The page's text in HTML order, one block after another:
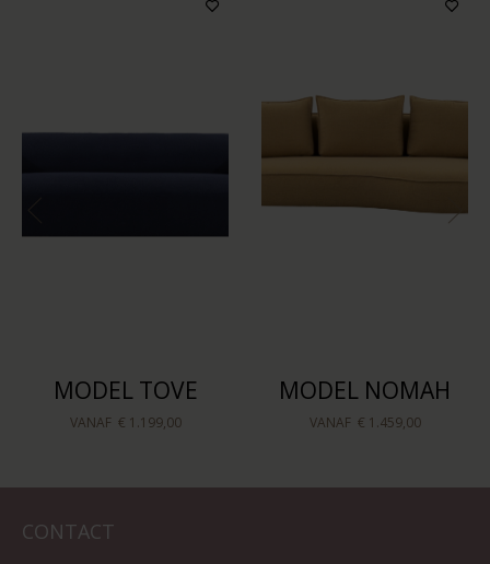
MODEL TOVE
VANAF € 1.199,00
MODEL NOMAH
VANAF € 1.459,00
CONTACT